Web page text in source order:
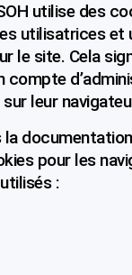
utilise des
utilisatrices et
le site. Cela
compte
leur
la
pour les
: